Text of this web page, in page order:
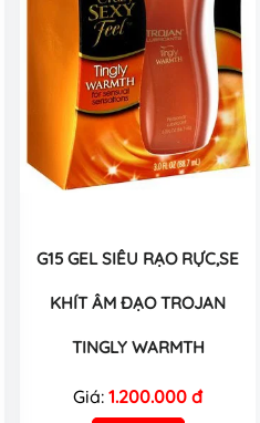
G15 GEL SIÊU RẠO RỰC,SE
KHÍT ÂM ĐẠO TROJAN
TINGLY WARMTH
Giá: 1.200.000 đ